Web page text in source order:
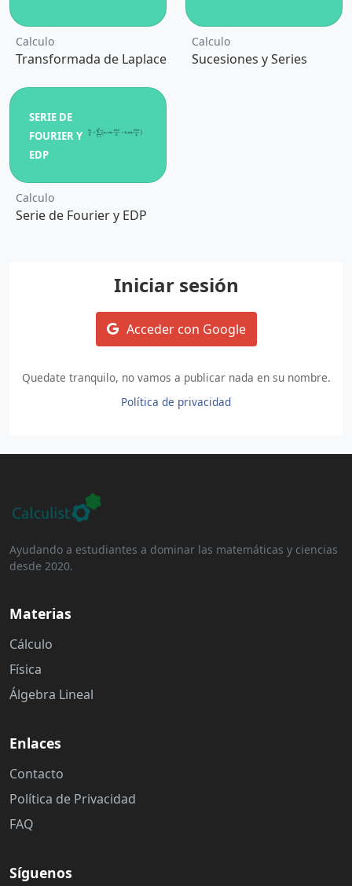
Calculo
Transformada de Laplace
Calculo
Sucesiones y Series
SERIE DE
FOURIER Y
EDP
Calculo
Serie de Fourier y EDP
Iniciar sesión
Acceder con Google
Quedate tranquilo, no vamos a publicar nada en su nombre.
Política de privacidad
Ayudando a estudiantes a dominar las matemáticas y ciencias
desde 2020.
Materias
Cálculo
Física
Álgebra Lineal
Enlaces
Contacto
Política de Privacidad
FAQ
Síguenos